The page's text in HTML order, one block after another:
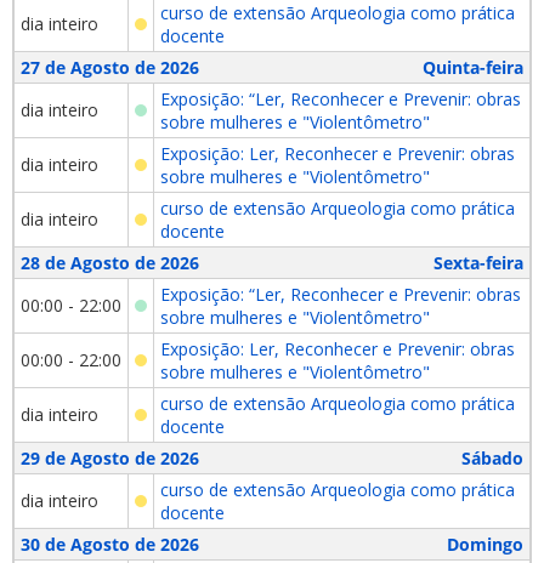
dia inteiro
curso de extensão Arqueologia como prática
docente
27 de Agosto de 2026
Quinta-feira
dia inteiro
Exposição: “Ler, Reconhecer e Prevenir: obras
sobre mulheres e "Violentômetro"
dia inteiro
Exposição: Ler, Reconhecer e Prevenir: obras
sobre mulheres e "Violentômetro"
dia inteiro
curso de extensão Arqueologia como prática
docente
28 de Agosto de 2026
Sexta-feira
00:00 - 22:00
Exposição: “Ler, Reconhecer e Prevenir: obras
sobre mulheres e "Violentômetro"
00:00 - 22:00
Exposição: Ler, Reconhecer e Prevenir: obras
sobre mulheres e "Violentômetro"
dia inteiro
curso de extensão Arqueologia como prática
docente
29 de Agosto de 2026
Sábado
dia inteiro
curso de extensão Arqueologia como prática
docente
30 de Agosto de 2026
Domingo